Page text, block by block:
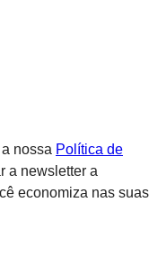
nossa Política de
a newsletter a
economiza nas suas